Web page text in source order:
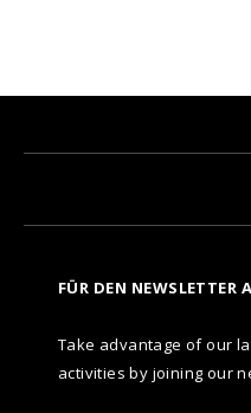
FÜR DEN NEWSLETTER
Take advantage of our
activities by joining our